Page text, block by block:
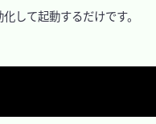
して起動するだけです。